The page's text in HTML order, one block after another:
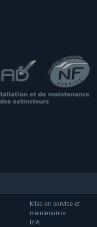
Mise en service et
maintenance
RIA